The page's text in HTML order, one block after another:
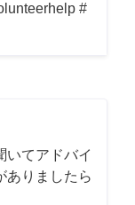
#
いてアドバイ
ありましたら